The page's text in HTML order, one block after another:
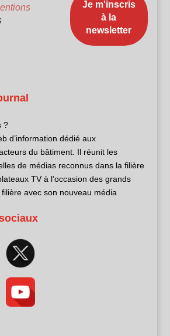
?
d’information dédié aux
du bâtiment. Il réunit les
de médias reconnus dans la filière
TV à l’occasion des grands
avec son nouveau média